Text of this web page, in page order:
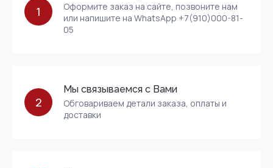
1
Оформите заказ на сайте, позвоните нам
или напишите на WhatsApp +7(910)000-81-
05
2
Мы связываемся с Вами
Обговариваем детали заказа, оплаты и
доставки